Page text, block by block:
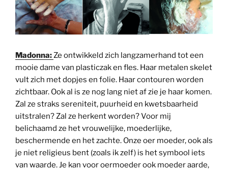
Madonna:Ze ontwikkeld zich langzamerhand tot een
mooie dame van plasticzak en fles. Haar metalen skelet
vult zich met dopjes en folie. Haar contouren worden
zichtbaar. Ook al is ze nog lang niet af zie je haar komen.
Zal ze straks sereniteit, puurheid en kwetsbaarheid
uitstralen? Zal ze herkent worden? Voor mij
belichaamd ze het vrouwelijke, moederlijke,
beschermende en het zachte. Onze oer moeder, ook als
je niet religieus bent (zoals ik zelf) is het symbool iets
van waarde. Je kan voor oermoeder ook moeder aarde,